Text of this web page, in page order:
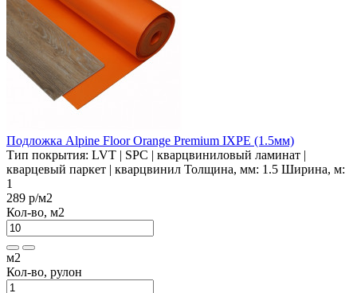
Подложка Alpine Floor Orange Premium IXPE (1.5мм)
Тип покрытия: LVT | SPC | кварцвиниловый ламинат |
кварцевый паркет | кварцвинил Толщина, мм: 1.5 Ширина, м:
1
289 р/м2
Кол-во, м2
м2
Кол-во, рулон